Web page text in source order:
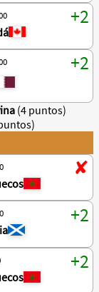
(4 puntos)